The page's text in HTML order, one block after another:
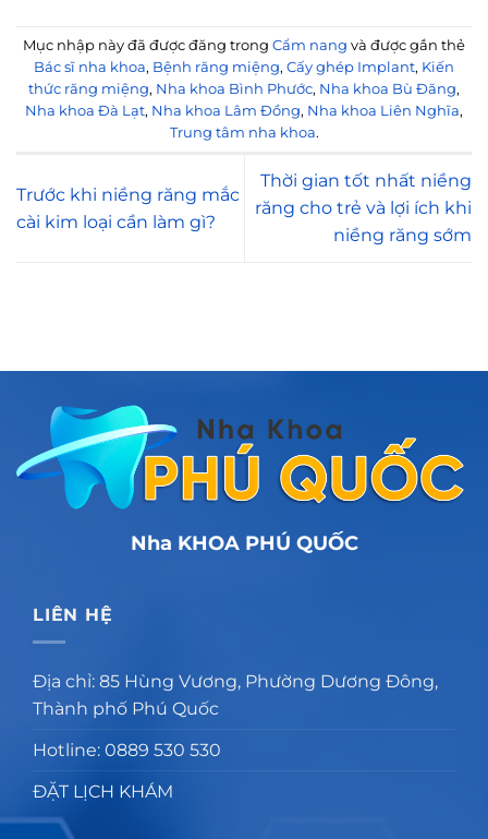
Mục nhập này đã được đăng trong Cẩm nang và được gắn thẻ
Bác sĩ nha khoa, Bệnh răng miệng, Cấy ghép Implant, Kiến
thức răng miệng, Nha khoa Bình Phước, Nha khoa Bù Đăng,
Nha khoa Đà Lạt, Nha khoa Lâm Đồng, Nha khoa Liên Nghĩa,
Trung tâm nha khoa.
Trước khi niềng răng mắc
cài kim loại cần làm gì?
Thời gian tốt nhất niềng
răng cho trẻ và lợi ích khi
niềng răng sớm
Nha KHOA PHÚ QUỐC
LIÊN HỆ
Địa chỉ: 85 Hùng Vương, Phường Dương Đông,
Thành phố Phú Quốc
Hotline: 0889 530 530
ĐẶT LỊCH KHÁM